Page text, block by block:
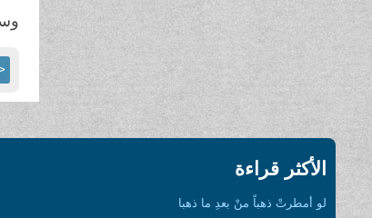
الأكثر قراءة
لو أمطرتْ ذهباً منْ بعدِ ما ذهبا